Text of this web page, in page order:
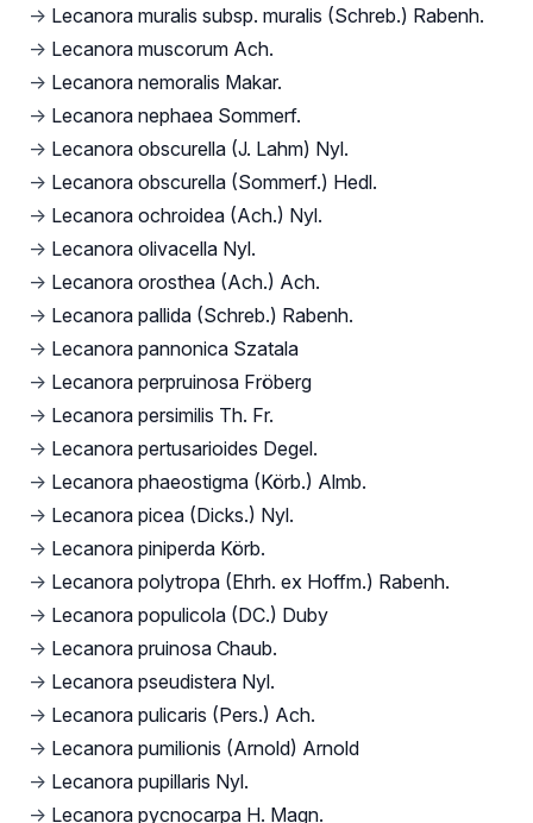
→ Lecanora muralis subsp. muralis (Schreb.) Rabenh.
→ Lecanora muscorum Ach.
→ Lecanora nemoralis Makar.
→ Lecanora nephaea Sommerf.
→ Lecanora obscurella (J. Lahm) Nyl.
→ Lecanora obscurella (Sommerf.) Hedl.
→ Lecanora ochroidea (Ach.) Nyl.
→ Lecanora olivacella Nyl.
→ Lecanora orosthea (Ach.) Ach.
→ Lecanora pallida (Schreb.) Rabenh.
→ Lecanora pannonica Szatala
→ Lecanora perpruinosa Fröberg
→ Lecanora persimilis Th. Fr.
→ Lecanora pertusarioides Degel.
→ Lecanora phaeostigma (Körb.) Almb.
→ Lecanora picea (Dicks.) Nyl.
→ Lecanora piniperda Körb.
→ Lecanora polytropa (Ehrh. ex Hoffm.) Rabenh.
→ Lecanora populicola (DC.) Duby
→ Lecanora pruinosa Chaub.
→ Lecanora pseudistera Nyl.
→ Lecanora pulicaris (Pers.) Ach.
→ Lecanora pumilionis (Arnold) Arnold
→ Lecanora pupillaris Nyl.
→ Lecanora pycnocarpa H. Magn.